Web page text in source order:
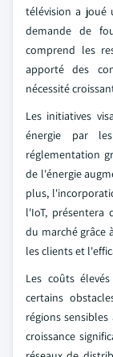
télévision a joué
demande de
comprend les
apporté des
nécessité
Les initiatives
énergie par
réglementation
de l'énergie
plus,
l'IoT, présentera
du marché grâce
les clients et
Les coûts
certains
régions
croissance